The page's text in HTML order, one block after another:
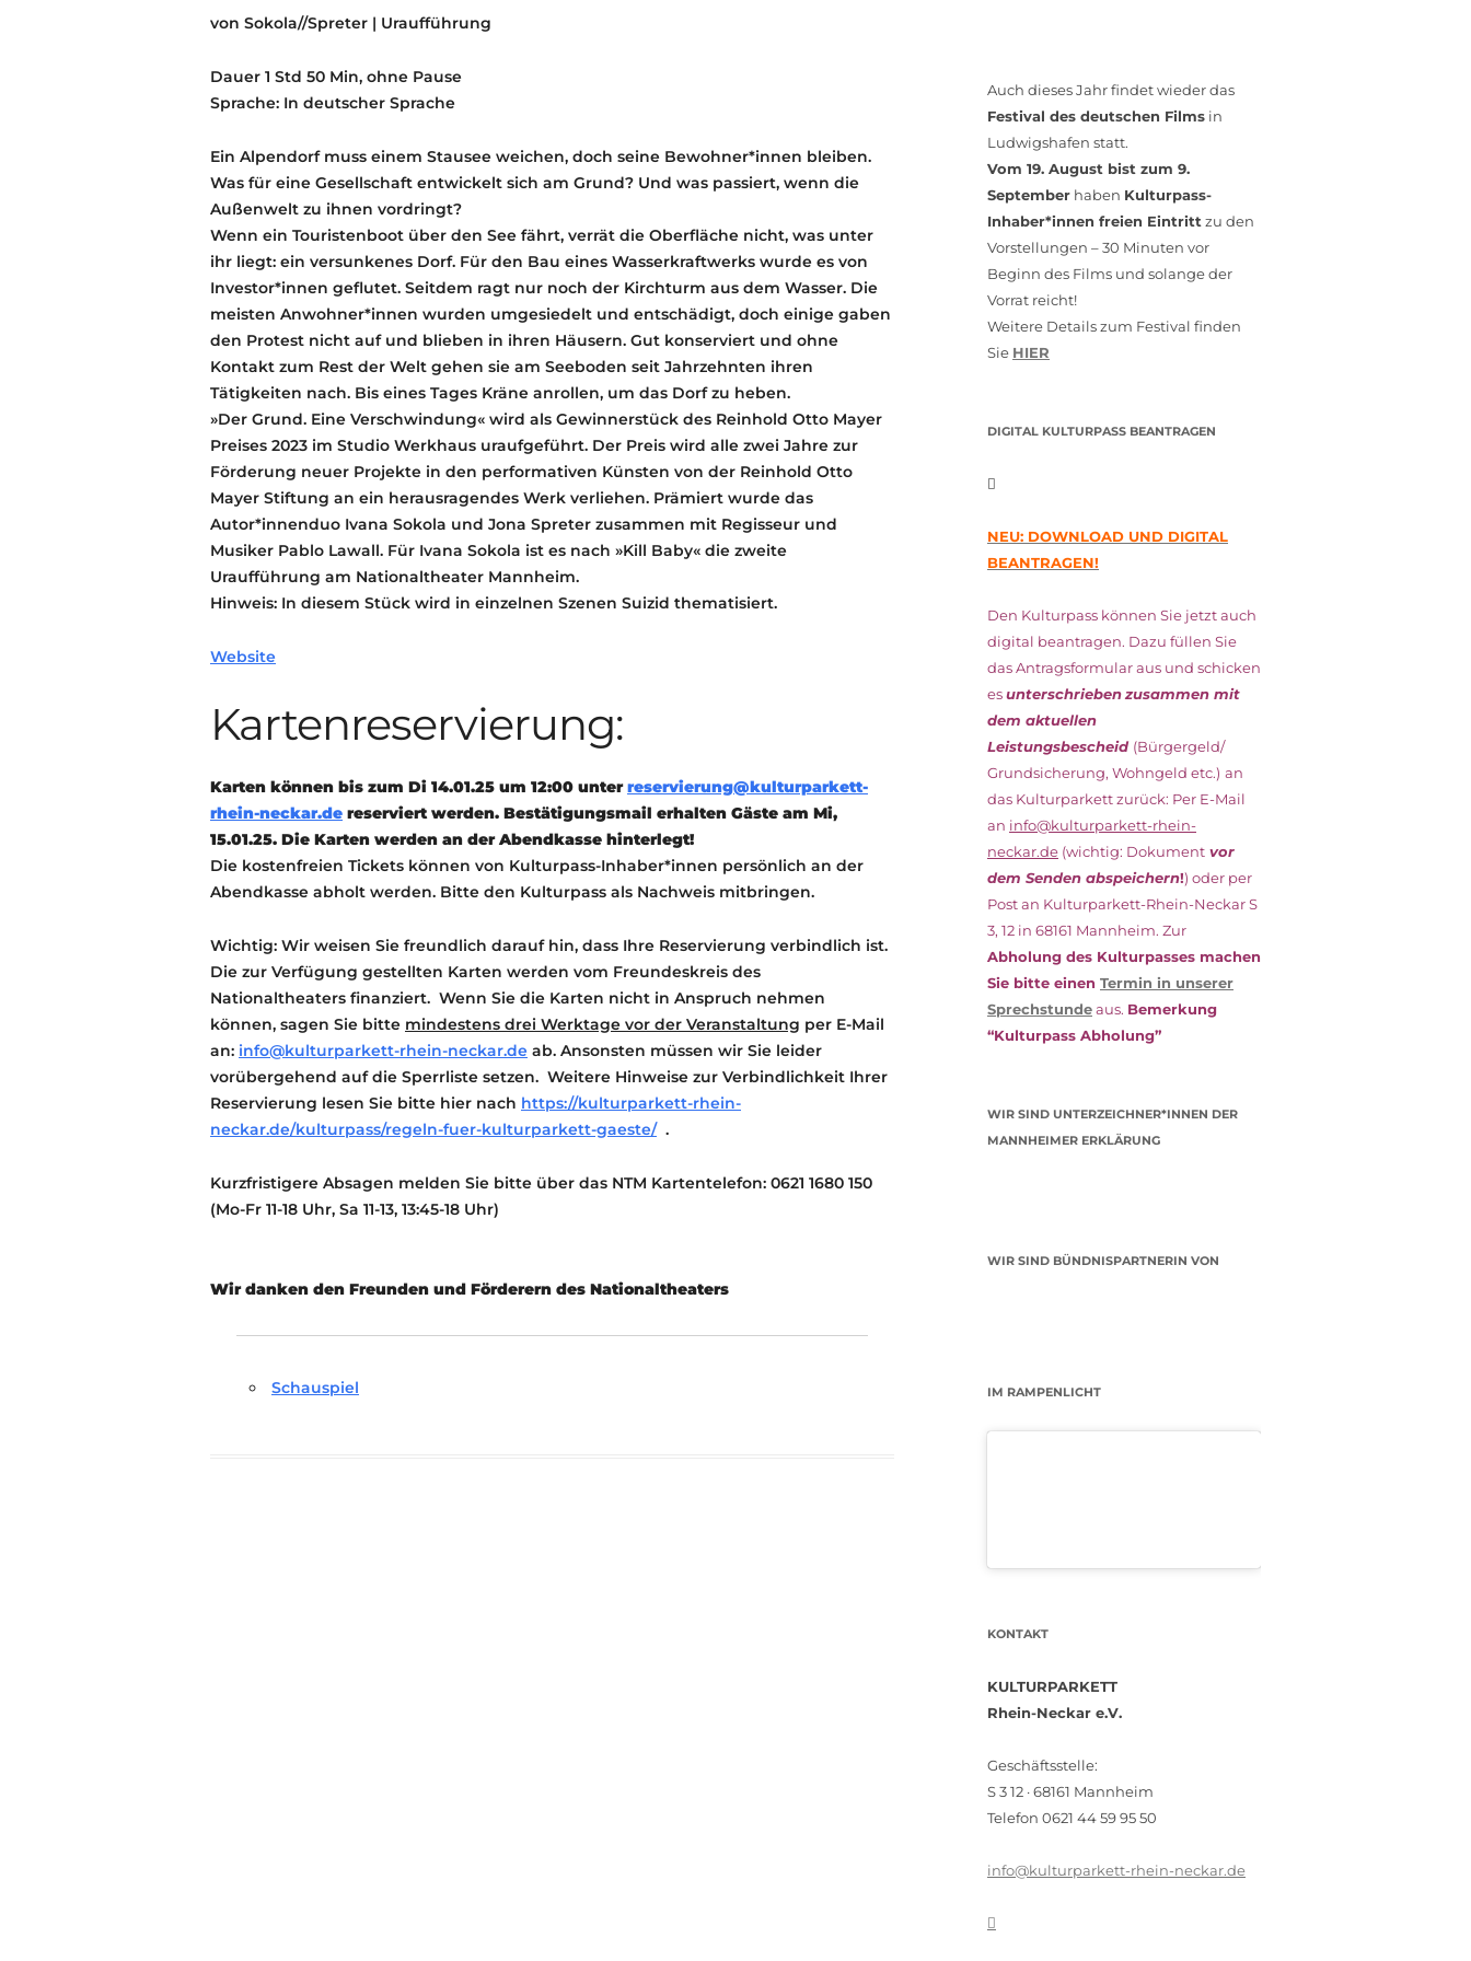
von Sokola//Spreter | Uraufführung
Dauer 1 Std 50 Min, ohne Pause
Sprache: In deutscher Sprache
Ein Alpendorf muss einem Stausee weichen, doch seine Bewohner*innen bleiben.
Was für eine Gesellschaft entwickelt sich am Grund? Und was passiert, wenn die
Außenwelt zu ihnen vordringt?
Wenn ein Touristenboot über den See fährt, verrät die Oberfläche nicht, was unter
ihr liegt: ein versunkenes Dorf. Für den Bau eines Wasserkraftwerks wurde es von
Investor*innen geflutet. Seitdem ragt nur noch der Kirchturm aus dem Wasser. Die
meisten Anwohner*innen wurden umgesiedelt und entschädigt, doch einige gaben
den Protest nicht auf und blieben in ihren Häusern. Gut konserviert und ohne
Kontakt zum Rest der Welt gehen sie am Seeboden seit Jahrzehnten ihren
Tätigkeiten nach. Bis eines Tages Kräne anrollen, um das Dorf zu heben.
»Der Grund. Eine Verschwindung« wird als Gewinnerstück des Reinhold Otto Mayer
Preises 2023 im Studio Werkhaus uraufgeführt. Der Preis wird alle zwei Jahre zur
Förderung neuer Projekte in den performativen Künsten von der Reinhold Otto
Mayer Stiftung an ein herausragendes Werk verliehen. Prämiert wurde das
Autor*innenduo Ivana Sokola und Jona Spreter zusammen mit Regisseur und
Musiker Pablo Lawall. Für Ivana Sokola ist es nach »Kill Baby« die zweite
Uraufführung am Nationaltheater Mannheim.
Hinweis: In diesem Stück wird in einzelnen Szenen Suizid thematisiert.
Website
Kartenreservierung:
Karten können bis zum Di 14.01.25 um 12:00 unterreservierung@kulturparkett-
rhein-neckar.de reserviert werden. Bestätigungsmail erhalten Gäste am Mi,
15.01.25. Die Karten werden an der Abendkasse hinterlegt!
Die kostenfreien Tickets können von Kulturpass-Inhaber*innen persönlich an der
Abendkasse abholt werden. Bitte den Kulturpass als Nachweis mitbringen.
Wichtig: Wir weisen Sie freundlich darauf hin, dass Ihre Reservierung verbindlich ist.
Die zur Verfügung gestellten Karten werden vom Freundeskreis des
Nationaltheaters finanziert. Wenn Sie die Karten nicht in Anspruch nehmen
können, sagen Sie bitte mindestens drei Werktage vor der Veranstaltung per E-Mail
an: info@kulturparkett-rhein-neckar.de ab. Ansonsten müssen wir Sie leider
vorübergehend auf die Sperrliste setzen. Weitere Hinweise zur Verbindlichkeit Ihrer
Reservierung lesen Sie bitte hier nach https://kulturparkett-rhein-
neckar.de/kulturpass/regeln-fuer-kulturparkett-gaeste/.
Kurzfristigere Absagen melden Sie bitte über das NTM Kartentelefon: 0621 1680 150
(Mo-Fr 11-18 Uhr, Sa 11-13, 13:45-18 Uhr)
Wir danken den Freunden und Förderern des Nationaltheaters
Schauspiel
Auch dieses Jahr findet wieder das
Festival des deutschen Films in
Ludwigshafen statt.
Vom 19. August bist zum 9.
September haben Kulturpass-
Inhaber*innen freien Eintritt zu den
Vorstellungen – 30 Minuten vor
Beginn des Films und solange der
Vorrat reicht!
Weitere Details zum Festival finden
Sie HIER
DIGITAL KULTURPASS BEANTRAGEN
NEU: DOWNLOAD UND DIGITAL
BEANTRAGEN!
Den Kulturpass können Sie jetzt auch
digital beantragen. Dazu füllen Sie
das Antragsformular aus und schicken
esunterschriebenzusammen mit
dem aktuellen
Leistungsbescheid (Bürgergeld/
Grundsicherung, Wohngeld etc.) an
das Kulturparkett zurück: Per E-Mail
an info@kulturparkett-rhein-
neckar.de (wichtig: Dokument vor
dem Senden abspeichern!) oder per
Post an Kulturparkett-Rhein-Neckar S
3, 12 in 68161 Mannheim. Zur
Abholung des Kulturpasses machen
Sie bitte einen Termin in unserer
Sprechstundeaus. Bemerkung
“Kulturpass Abholung”
WIR SIND UNTERZEICHNER*INNEN DER
MANNHEIMER ERKLÄRUNG
WIR SIND BÜNDNISPARTNERIN VON
IM RAMPENLICHT
KONTAKT
KULTURPARKETT
Rhein-Neckar e.V.
Geschäftsstelle:
S 3 12 · 68161 Mannheim
Telefon 0621 44 59 95 50
info@kulturparkett-rhein-neckar.de